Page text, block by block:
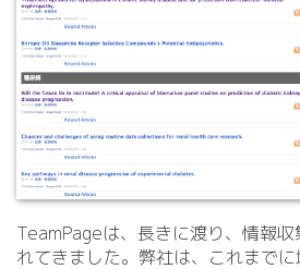
TeamPageは、長きに渡り、情報
れてきました。弊社は、これまで